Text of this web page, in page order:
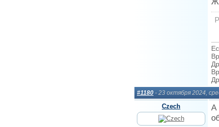
#1180 - 23 октября 2024,
Сzech
А